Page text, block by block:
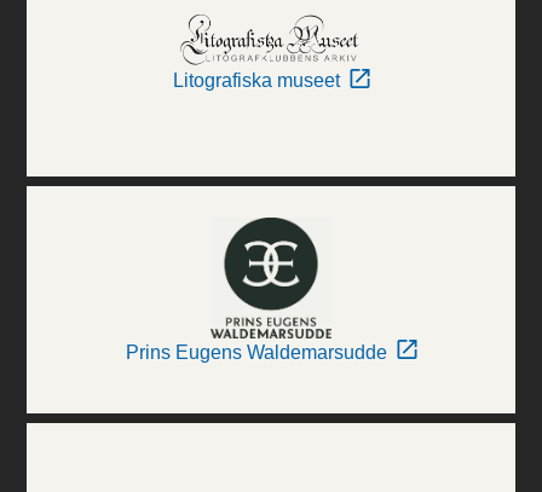
Litografiska museet
Prins Eugens Waldemarsudde